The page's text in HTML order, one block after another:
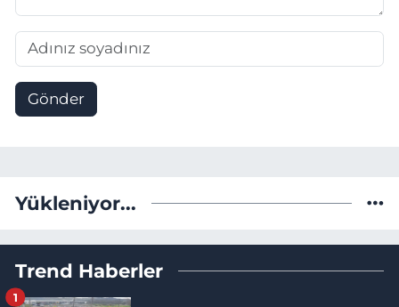
Gönder
Yükleniyor...
Trend Haberler
1